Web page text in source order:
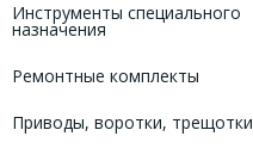
Инструменты специального
назначения
Ремонтные комплекты
Приводы, воротки, трещотки